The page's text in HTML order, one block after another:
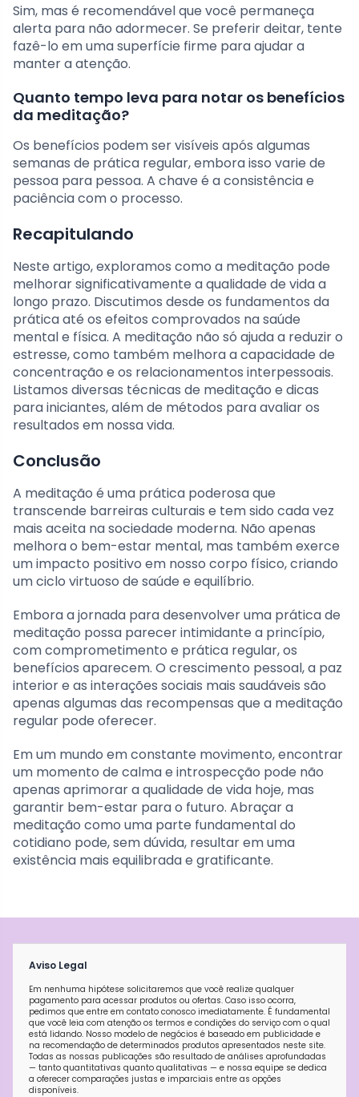
Sim, mas é recomendável que você permaneça
alerta para não adormecer. Se preferir deitar, tente
fazê-lo em uma superfície firme para ajudar a
manter a atenção.
Quanto tempo leva para notar os benefícios
da meditação?
Os benefícios podem ser visíveis após algumas
semanas de prática regular, embora isso varie de
pessoa para pessoa. A chave é a consistência e
paciência com o processo.
Recapitulando
Neste artigo, exploramos como a meditação pode
melhorar significativamente a qualidade de vida a
longo prazo. Discutimos desde os fundamentos da
prática até os efeitos comprovados na saúde
mental e física. A meditação não só ajuda a reduzir o
estresse, como também melhora a capacidade de
concentração e os relacionamentos interpessoais.
Listamos diversas técnicas de meditação e dicas
para iniciantes, além de métodos para avaliar os
resultados em nossa vida.
Conclusão
A meditação é uma prática poderosa que
transcende barreiras culturais e tem sido cada vez
mais aceita na sociedade moderna. Não apenas
melhora o bem-estar mental, mas também exerce
um impacto positivo em nosso corpo físico, criando
um ciclo virtuoso de saúde e equilíbrio.
Embora a jornada para desenvolver uma prática de
meditação possa parecer intimidante a princípio,
com comprometimento e prática regular, os
benefícios aparecem. O crescimento pessoal, a paz
interior e as interações sociais mais saudáveis são
apenas algumas das recompensas que a meditação
regular pode oferecer.
Em um mundo em constante movimento, encontrar
um momento de calma e introspecção pode não
apenas aprimorar a qualidade de vida hoje, mas
garantir bem-estar para o futuro. Abraçar a
meditação como uma parte fundamental do
cotidiano pode, sem dúvida, resultar em uma
existência mais equilibrada e gratificante.
Aviso Legal
Em nenhuma hipótese solicitaremos que você realize qualquer
pagamento para acessar produtos ou ofertas. Caso isso ocorra,
pedimos que entre em contato conosco imediatamente. É fundamental
que você leia com atenção os termos e condições do serviço com o qual
está lidando. Nosso modelo de negócios é baseado em publicidade e
na recomendação de determinados produtos apresentados neste site.
Todas as nossas publicações são resultado de análises aprofundadas
— tanto quantitativas quanto qualitativas — e nossa equipe se dedica
a oferecer comparações justas e imparciais entre as opções
disponíveis.